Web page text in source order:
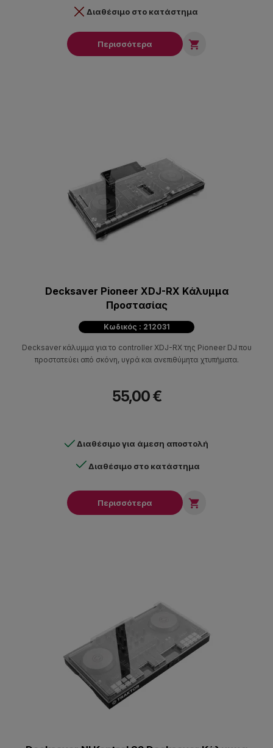
Διαθέσιμο στο κατάστημα
Περισσότερα 
Decksaver Pioneer XDJ-RX Kάλυμμα
Προστασίας
Κωδικός : 212031
Decksaver κάλυμμα για το controller XDJ-RX της Pioneer DJ που
προστατεύει από σκόνη, υγρά και ανεπιθύμητα χτυπήματα.
55,00 €
Διαθέσιμο για άμεση αποστολή
Διαθέσιμο στο κατάστημα
Περισσότερα 